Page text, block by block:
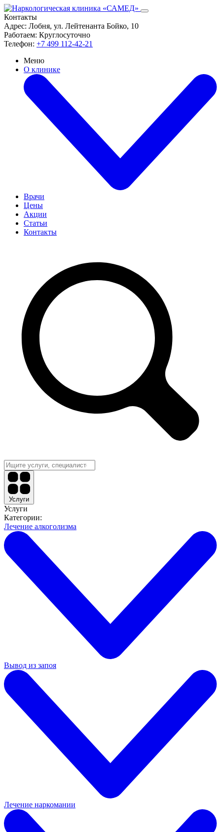
Контакты
Адрес: Лобня, ул. Лейтенанта Бойко, 10
Работаем: Круглосуточно
Телефон: +7 499 112-42-21
Меню
О клинике
Врачи
Цены
Акции
Статьи
Контакты
Услуги
Услуги
Категории:
Лечение алкоголизма
Вывод из запоя
Лечение наркомании